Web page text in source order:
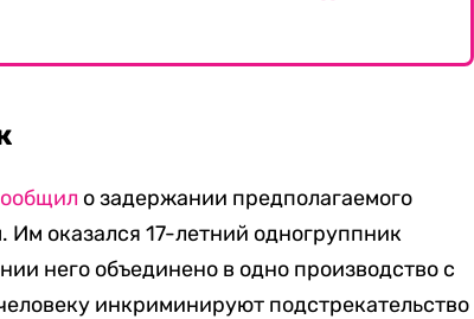
о задержании предполагаемого
Им оказался 17-летний одногруппник
него объединено в одно производство с
инкриминируют подстрекательство